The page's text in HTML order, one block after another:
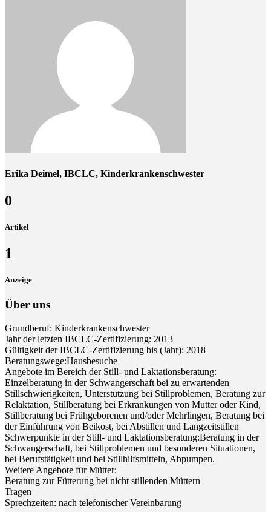
Erika Deimel, IBCLC, Kinderkrankenschwester
0
Artikel
1
Anzeige
Über uns
Grundberuf: Kinderkrankenschwester
Jahr der letzten IBCLC-Zertifizierung: 2013
Gültigkeit der IBCLC-Zertifizierung bis (Jahr): 2018
Beratungswege:Hausbesuche
Angebote im Bereich der Still- und Laktationsberatung:
Einzelberatung in der Schwangerschaft bei zu erwartenden
Stillschwierigkeiten, Unterstützung bei Stillproblemen, Beratung zur
Relaktation, Stillberatung bei Erkrankungen von Mutter oder Kind,
Stillberatung bei Frühgeborenen und/oder Mehrlingen, Beratung bei
der Einführung von Beikost, bei Abstillen und Langzeitstillen
Schwerpunkte in der Still- und Laktationsberatung:Beratung in der
Schwangerschaft, bei Stillproblemen und besonderen Situationen,
bei Berufstätigkeit und bei Stillhilfsmitteln, Abpumpen.
Weitere Angebote für Mütter:
Beratung zur Fütterung bei nicht stillenden Müttern
Tragen
Sprechzeiten: nach telefonischer Vereinbarung